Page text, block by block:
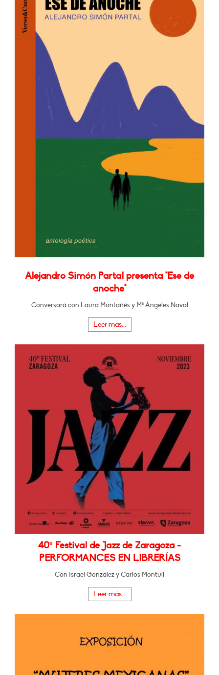
Alejandro Simón Partal presenta "Ese de
anoche"
Conversará con Laura Montañés y Mª Ángeles Naval
Leer más...
40º Festival de Jazz de Zaragoza -
PERFORMANCES EN LIBRERÍAS
Con Israel González y Carlos Montull
Leer más...